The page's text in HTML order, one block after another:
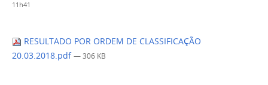
11h41
RESULTADO POR ORDEM DE CLASSIFICAÇÃO
20.03.2018.pdf — 306 KB